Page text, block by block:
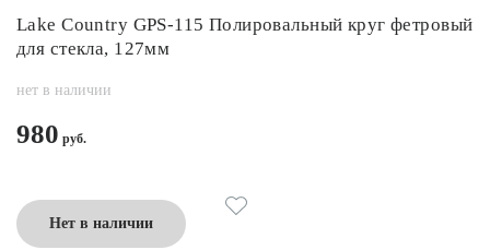
Lake Country GPS-115 Полировальный круг фетровый
для стекла, 127мм
нет в наличии
980
Нет в наличии